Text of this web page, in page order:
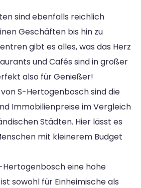
sind ebenfalls reichlich
Geschäften bis hin zu
gibt es alles, was das Herz
und Cafés sind in großer
also für Genießer!
S-Hertogenbosch sind die
Immobilienpreise im Vergleich
Städten. Hier lässt es
mit kleinerem Budget
eine hohe
sowohl für Einheimische als